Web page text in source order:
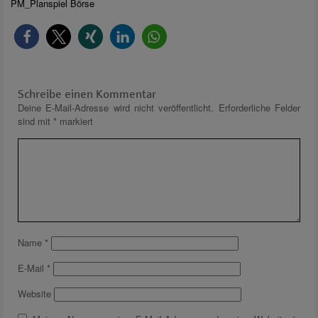
PM_Planspiel Börse
Schreibe einen Kommentar
Deine E-Mail-Adresse wird nicht veröffentlicht. Erforderliche Felder
sind mit * markiert
Name *
E-Mail *
Website